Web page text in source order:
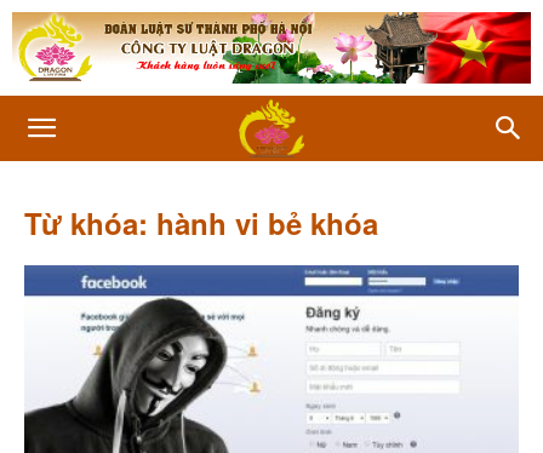
Từ khóa: hành vi bẻ khóa